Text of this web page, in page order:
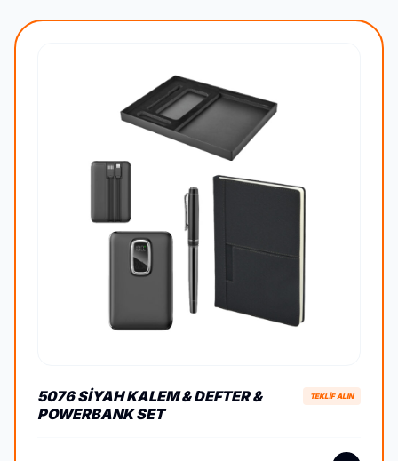
5076 SIYAH KALEM & DEFTER &
POWERBANK SET
TEKLİF ALIN